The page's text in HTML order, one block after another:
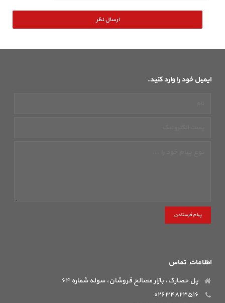
ایمیل خود را وارد کنید.
پیام فرستادن
اطلاعات تماس
پل حصارک، بازار مصالح فروشان، سوله شماره ۶۴
۰۲۶۳۴۸۲۳۵۱۶